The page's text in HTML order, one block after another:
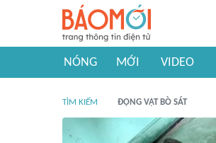
NÓNG MỚI VIDEO
TÌM KIẾM ĐỘNG VẬT BÒ SÁT